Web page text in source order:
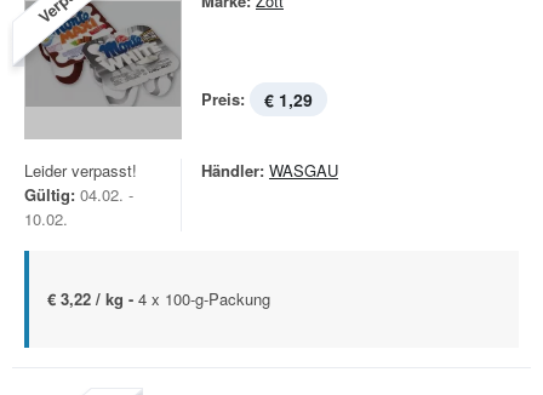
Preis: € 1,29
Leider verpasst!
Gültig: 04.02. -
10.02.
Händler: WASGAU
€ 3,22 / kg - 4 x 100-g-Packung